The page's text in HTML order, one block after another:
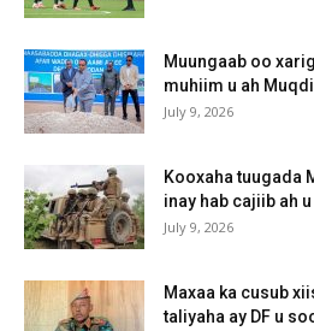
Muungaab oo
muhiim u ah
July 9, 2026
Kooxaha tuugada
inay hab cajiib ah
July 9, 2026
Maxaa ka cusub
taliyaha ay DF u